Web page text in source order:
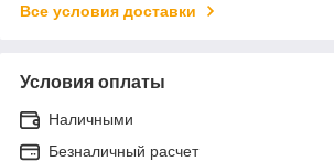
Все условия доставки
Условия оплаты
Наличными
Безналичный расчет